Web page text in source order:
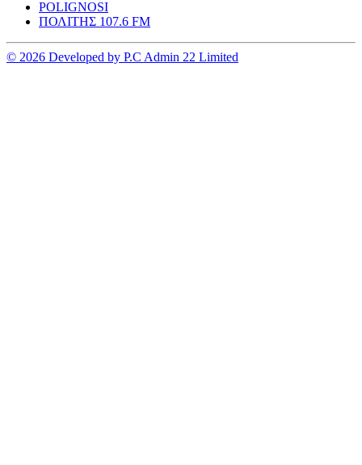
POLIGNOSI
ΠΟΛΙΤΗΣ 107.6 FM
© 2026 Developed by P.C Admin 22 Limited